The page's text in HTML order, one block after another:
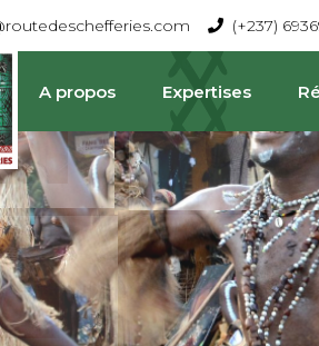
(+237)
A propos Expertises